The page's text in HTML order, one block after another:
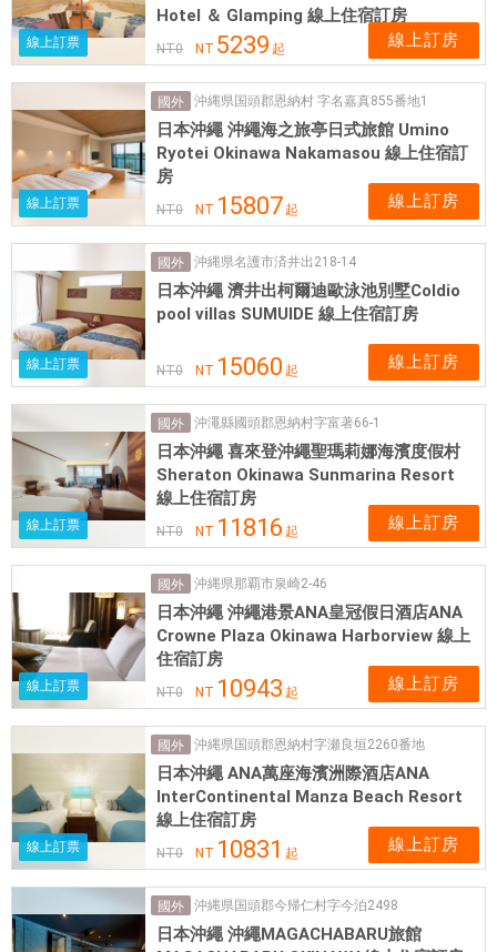
線上訂票
Hotel ＆ Glamping 線上住宿訂房
NT0 NT 5239 起 線上訂房
線上訂票
國外 沖縄県国頭郡恩納村 字名嘉真855番地1
日本沖繩 沖繩海之旅亭日式旅館 Umino
Ryotei Okinawa Nakamasou 線上住宿訂
房
NT0 NT 15807 起 線上訂房
線上訂票
國外 沖縄県名護市済井出218-14
日本沖繩 濟井出柯爾迪歐泳池別墅Coldio
pool villas SUMUIDE 線上住宿訂房
NT0 NT 15060 起 線上訂房
線上訂票
國外 沖澠縣國頭郡恩納村字富著66-1
日本沖繩 喜來登沖繩聖瑪莉娜海濱度假村
Sheraton Okinawa Sunmarina Resort
線上住宿訂房
NT0 NT 11816 起 線上訂房
線上訂票
國外 沖縄県那覇市泉崎2-46
日本沖繩 沖繩港景ANA皇冠假日酒店ANA
Crowne Plaza Okinawa Harborview 線上
住宿訂房
NT0 NT 10943 起 線上訂房
線上訂票
國外 沖縄県国頭郡恩納村字瀬良垣2260番地
日本沖繩 ANA萬座海濱洲際酒店ANA
InterContinental Manza Beach Resort
線上住宿訂房
NT0 NT 10831 起 線上訂房
國外 沖縄県国頭郡今帰仁村字今泊2498
日本沖繩 沖繩MAGACHABARU旅館